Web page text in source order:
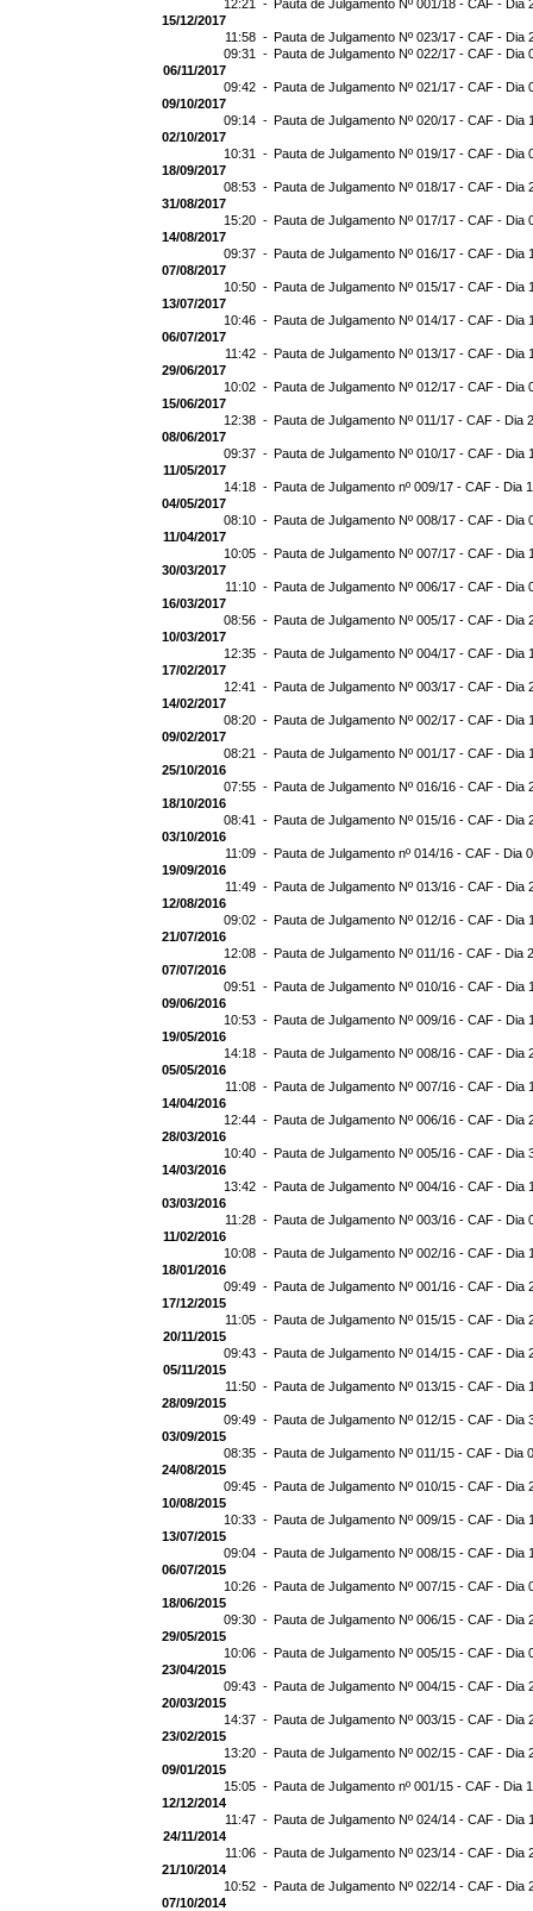
12:21 - Pauta de Julgamento Nº 001/18 - CAF - Dia
15/12/2017
11:58 - Pauta de Julgamento Nº 023/17 - CAF - Dia
09:31 - Pauta de Julgamento Nº 022/17 - CAF - Dia
06/11/2017
09:42 - Pauta de Julgamento Nº 021/17 - CAF - Dia
09/10/2017
09:14 - Pauta de Julgamento Nº 020/17 - CAF - Dia
02/10/2017
10:31 - Pauta de Julgamento Nº 019/17 - CAF - Dia
18/09/2017
08:53 - Pauta de Julgamento Nº 018/17 - CAF - Dia
31/08/2017
15:20 - Pauta de Julgamento Nº 017/17 - CAF - Dia
14/08/2017
09:37 - Pauta de Julgamento Nº 016/17 - CAF - Dia
07/08/2017
10:50 - Pauta de Julgamento Nº 015/17 - CAF - Dia
13/07/2017
10:46 - Pauta de Julgamento Nº 014/17 - CAF - Dia
06/07/2017
11:42 - Pauta de Julgamento Nº 013/17 - CAF - Dia
29/06/2017
10:02 - Pauta de Julgamento Nº 012/17 - CAF - Dia
15/06/2017
12:38 - Pauta de Julgamento Nº 011/17 - CAF - Dia
08/06/2017
09:37 - Pauta de Julgamento Nº 010/17 - CAF - Dia
11/05/2017
14:18 - Pauta de Julgamento nº 009/17 - CAF - Dia
04/05/2017
08:10 - Pauta de Julgamento Nº 008/17 - CAF - Dia
11/04/2017
10:05 - Pauta de Julgamento Nº 007/17 - CAF - Dia
30/03/2017
11:10 - Pauta de Julgamento Nº 006/17 - CAF - Dia
16/03/2017
08:56 - Pauta de Julgamento Nº 005/17 - CAF - Dia
10/03/2017
12:35 - Pauta de Julgamento Nº 004/17 - CAF - Dia
17/02/2017
12:41 - Pauta de Julgamento Nº 003/17 - CAF - Dia
14/02/2017
08:20 - Pauta de Julgamento Nº 002/17 - CAF - Dia
09/02/2017
08:21 - Pauta de Julgamento Nº 001/17 - CAF - Dia
25/10/2016
07:55 - Pauta de Julgamento Nº 016/16 - CAF - Dia
18/10/2016
08:41 - Pauta de Julgamento Nº 015/16 - CAF - Dia
03/10/2016
11:09 - Pauta de Julgamento nº 014/16 - CAF - Dia
19/09/2016
11:49 - Pauta de Julgamento Nº 013/16 - CAF - Dia
12/08/2016
09:02 - Pauta de Julgamento Nº 012/16 - CAF - Dia
21/07/2016
12:08 - Pauta de Julgamento Nº 011/16 - CAF - Dia
07/07/2016
09:51 - Pauta de Julgamento Nº 010/16 - CAF - Dia
09/06/2016
10:53 - Pauta de Julgamento Nº 009/16 - CAF - Dia
19/05/2016
14:18 - Pauta de Julgamento Nº 008/16 - CAF - Dia
05/05/2016
11:08 - Pauta de Julgamento Nº 007/16 - CAF - Dia
14/04/2016
12:44 - Pauta de Julgamento Nº 006/16 - CAF - Dia
28/03/2016
10:40 - Pauta de Julgamento Nº 005/16 - CAF - Dia
14/03/2016
13:42 - Pauta de Julgamento Nº 004/16 - CAF - Dia
03/03/2016
11:28 - Pauta de Julgamento Nº 003/16 - CAF - Dia
11/02/2016
10:08 - Pauta de Julgamento Nº 002/16 - CAF - Dia
18/01/2016
09:49 - Pauta de Julgamento Nº 001/16 - CAF - Dia
17/12/2015
11:05 - Pauta de Julgamento Nº 015/15 - CAF - Dia
20/11/2015
09:43 - Pauta de Julgamento Nº 014/15 - CAF - Dia
05/11/2015
11:50 - Pauta de Julgamento Nº 013/15 - CAF - Dia
28/09/2015
09:49 - Pauta de Julgamento Nº 012/15 - CAF - Dia
03/09/2015
08:35 - Pauta de Julgamento Nº 011/15 - CAF - Dia
24/08/2015
09:45 - Pauta de Julgamento Nº 010/15 - CAF - Dia
10/08/2015
10:33 - Pauta de Julgamento Nº 009/15 - CAF - Dia
13/07/2015
09:04 - Pauta de Julgamento Nº 008/15 - CAF - Dia
06/07/2015
10:26 - Pauta de Julgamento Nº 007/15 - CAF - Dia
18/06/2015
09:30 - Pauta de Julgamento Nº 006/15 - CAF - Dia
29/05/2015
10:06 - Pauta de Julgamento Nº 005/15 - CAF - Dia
23/04/2015
09:43 - Pauta de Julgamento Nº 004/15 - CAF - Dia
20/03/2015
14:37 - Pauta de Julgamento Nº 003/15 - CAF - Dia
23/02/2015
13:20 - Pauta de Julgamento Nº 002/15 - CAF - Dia
09/01/2015
15:05 - Pauta de Julgamento nº 001/15 - CAF - Dia
12/12/2014
11:47 - Pauta de Julgamento Nº 024/14 - CAF - Dia
24/11/2014
11:06 - Pauta de Julgamento Nº 023/14 - CAF - Dia
21/10/2014
10:52 - Pauta de Julgamento Nº 022/14 - CAF - Dia
07/10/2014